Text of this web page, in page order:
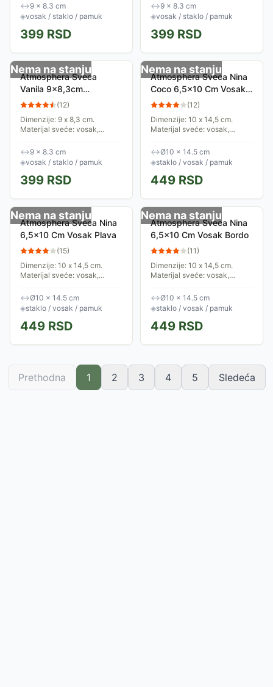
miris vanile u vašu sobu.
Produžite život svojoj sveći.
Prilikom prve upotrebe...
↔9 × 8.3 cm
◈vosak / staklo / pamuk
399 RSD
materijal fitilja: pamuk. Boja:
roze. Miris: ruža. Trajanje:
35h. Kolekcija:...
↔9 × 8.3 cm
◈vosak / staklo / pamuk
399 RSD
Nema na stanju
Atmosphera Sveca
Vanila 9x8,3cm
Vosak/staklo Bela
(12)
Dimenzije: 9 x 8,3 cm.
Materijal sveće: vosak,
materijal fitilja: pamuk. Boja:
bela. Miris: vanila. Trajanje:
35h. Kolekcija:...
↔9 × 8.3 cm
◈vosak / staklo / pamuk
399 RSD
Nema na stanju
Atmosphera Sveca Nina
Coco 6,5x10 Cm Vosak
Plava
(12)
Dimenzije: 10 x 14,5 cm.
Materijal sveće: vosak,
materijal fitilja: pamuk. Boja:
plave nijanse. Miris: kokos.
Trajanje: 45h....
↔Ø10 × 14.5 cm
◈staklo / vosak / pamuk
449 RSD
Nema na stanju
Atmosphera Sveca Nina
6,5x10 Cm Vosak Plava
(15)
Dimenzije: 10 x 14,5 cm.
Materijal sveće: vosak,
materijal fitilja: pamuk. Boja:
plave nijanse. Miris: cvet
tiare. Trajanje:...
↔Ø10 × 14.5 cm
◈staklo / vosak / pamuk
449 RSD
Nema na stanju
Atmosphera Sveca Nina
6,5x10 Cm Vosak Bordo
(11)
Dimenzije: 10 x 14,5 cm.
Materijal sveće: vosak,
materijal fitilja: pamuk. Boja:
crvene nijanse. Miris: crveno
voče....
↔Ø10 × 14.5 cm
◈staklo / vosak / pamuk
449 RSD
Prethodna 1 2 3 4 5 Sledeća